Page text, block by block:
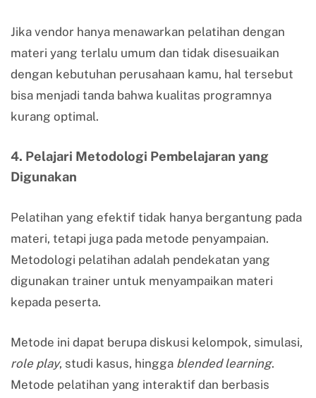
Jika vendor hanya menawarkan pelatihan dengan
materi yang terlalu umum dan tidak disesuaikan
dengan kebutuhan perusahaan kamu, hal tersebut
bisa menjadi tanda bahwa kualitas programnya
kurang optimal.
4. Pelajari Metodologi Pembelajaran yang
Digunakan
Pelatihan yang efektif tidak hanya bergantung pada
materi, tetapi juga pada metode penyampaian.
Metodologi pelatihan adalah pendekatan yang
digunakan trainer untuk menyampaikan materi
kepada peserta.
Metode ini dapat berupa diskusi kelompok, simulasi,
role play, studi kasus, hingga blended learning.
Metode pelatihan yang interaktif dan berbasis